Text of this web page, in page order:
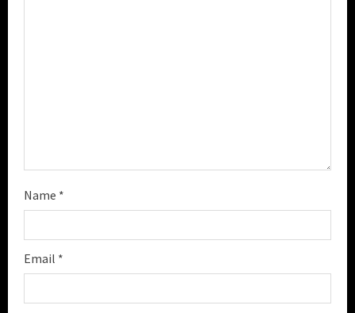
Name *
Email *